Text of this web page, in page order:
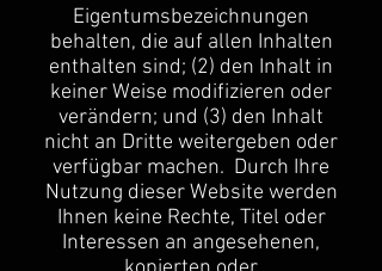
Eigentumsbezeichnungen
behalten, die auf allen Inhalten
enthalten sind; (2) den Inhalt in
keiner Weise modifizieren oder
verändern; und (3) den Inhalt
nicht an Dritte weitergeben oder
verfügbar machen. Durch Ihre
Nutzung dieser Website werden
Ihnen keine Rechte, Titel oder
Interessen an angesehenen,